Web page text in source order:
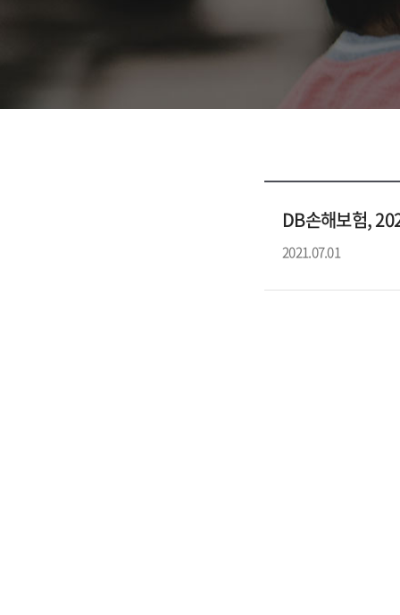
DB손해보험,
2021.07.01